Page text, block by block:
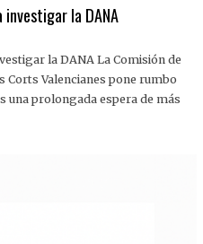
la DANA
la DANA La Comisión de
Corts Valencianes pone rumbo
una prolongada espera de más